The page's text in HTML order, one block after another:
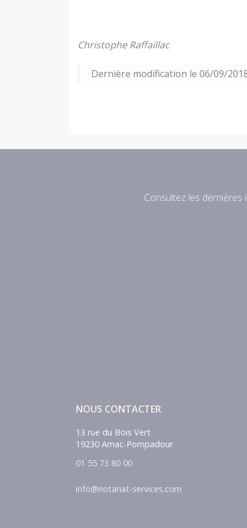
Christophe Raffaillac
Dernière modification le 06/09/
Consultez les dernières
NOUS CONTACTER
13 rue du Bois Vert
19230 Arnac-Pompadour
01 55 73 80 00
info@notariat-services.com